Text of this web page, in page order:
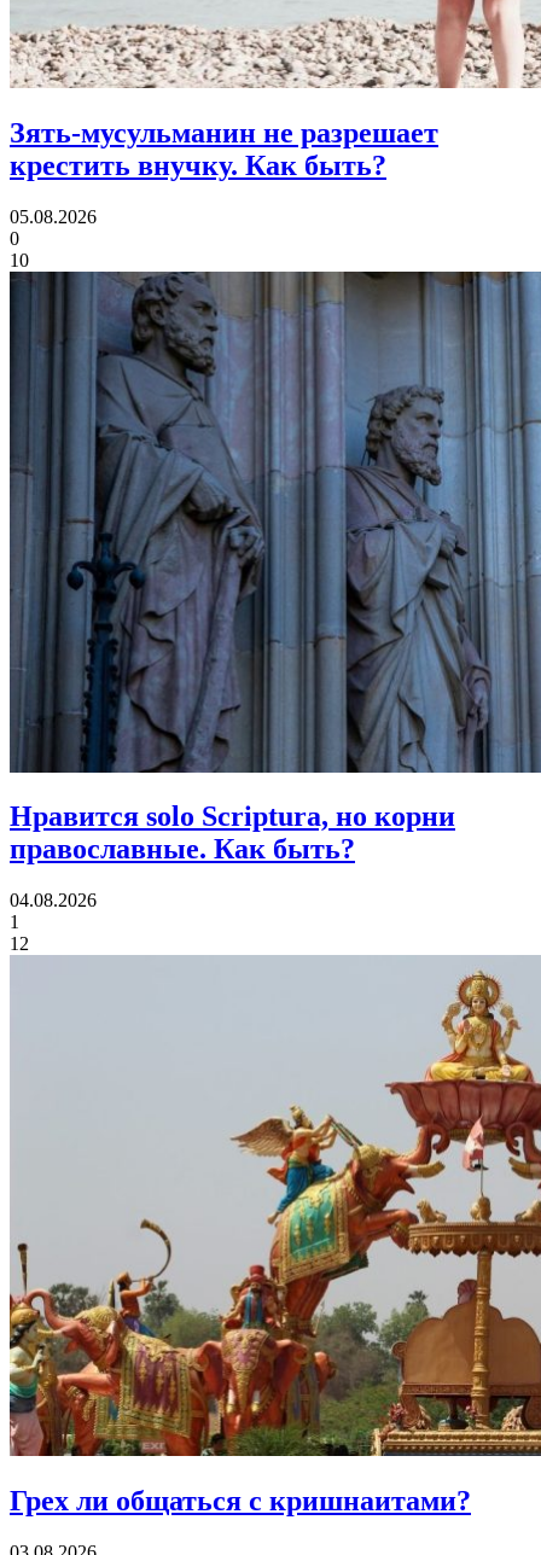
Зять-мусульманин не разрешает
крестить внучку. Как быть?
05.08.2026
0
10
Нравится solo Scriptura, но корни
православные. Как быть?
04.08.2026
1
12
Грех ли общаться с кришнаитами?